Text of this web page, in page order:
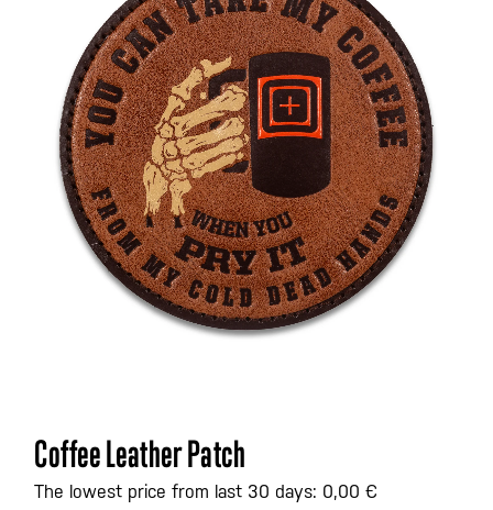
imágenes
Saltar
al
comienzo
Coffee Leather Patch
The lowest price from last 30 days: 0,00 €